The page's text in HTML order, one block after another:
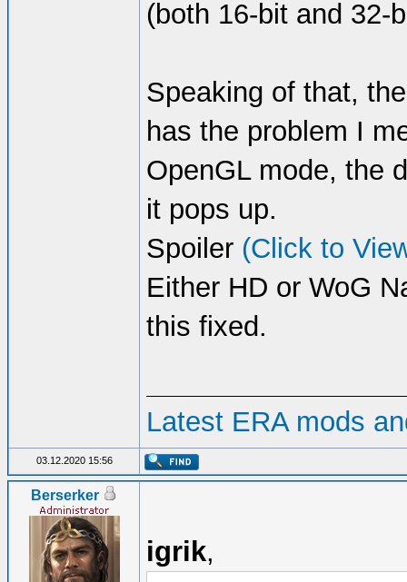
(both 16-bit and 32-
Speaking of that,
has the problem I
OpenGL mode, the
it pops up.
Spoiler (Click to
Either HD or WoG
this fixed.
Latest ERA mods
03.12.2020 15:56
Berserker
igrik,